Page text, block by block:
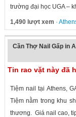
trường đại học UGA –
1,490 lượt xem ·
Cần Thợ Nail Gấp in
Tin rao vặt này đã
Tiệm nail tại Athens,
Tiệm nằm trong khu
thương. Giá nail cao,